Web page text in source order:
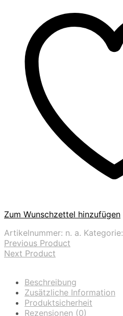
Zum Wunschzettel hinzufügen
Artikelnummer: n. a. Kategorie:
Previous Product
Next Product
Beschreibung
Zusätzliche Information
Produktsicherheit
Rezensionen (0)